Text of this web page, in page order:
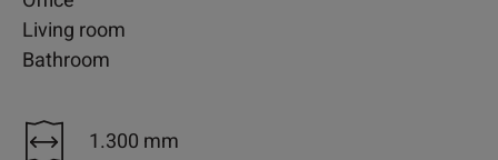
Living room
Bathroom
1.300 mm